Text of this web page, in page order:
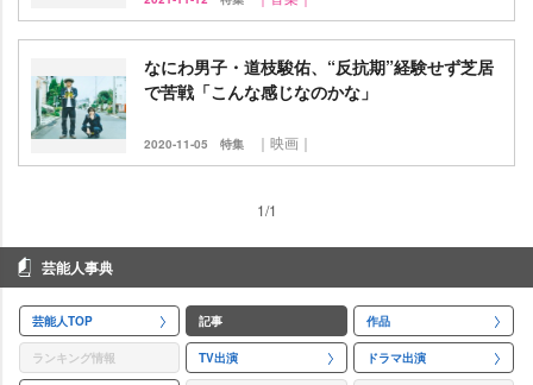
なにわ男子・道枝駿佑、“反抗期”経験せず芝居
で苦戦「こんな感じなのかな」
2020-11-05 特集 ｜映画｜
1/1
芸能人事典
芸能人TOP 記事 作品
ランキング情報 TV出演 ドラマ出演